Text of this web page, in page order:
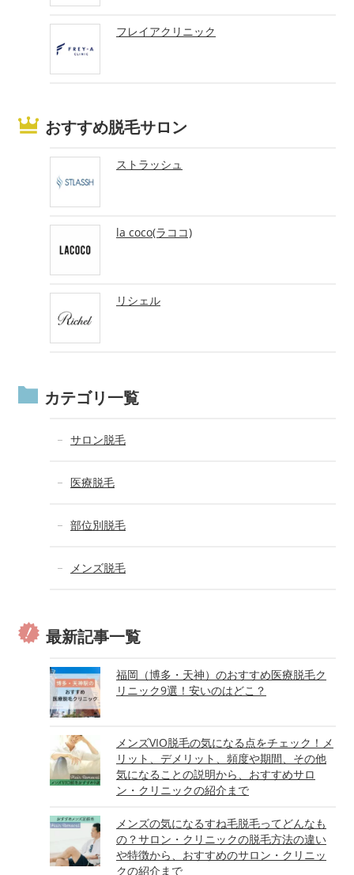
フレイアクリニック
おすすめ脱毛サロン
ストラッシュ
la coco(ラココ)
リシェル
カテゴリ一覧
サロン脱毛
医療脱毛
部位別脱毛
メンズ脱毛
最新記事一覧
福岡（博多・天神）のおすすめ医療脱毛ク
リニック9選！安いのはどこ？
メンズVIO脱毛の気になる点をチェック！メ
リット、デメリット、頻度や期間、その他
気になることの説明から、おすすめサロ
ン・クリニックの紹介まで
メンズの気になるすね毛脱毛ってどんなも
の？サロン・クリニックの脱毛方法の違い
や特徴から、おすすめのサロン・クリニッ
クの紹介まで